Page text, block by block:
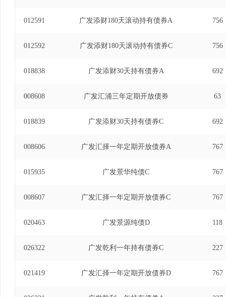
012591 广发添财180天滚动持有债券A 756
012592 广发添财180天滚动持有债券C 756
018838 广发添财30天持有债券A 692
008608 广发汇浦三年定期开放债券 63
018839 广发添财30天持有债券C 692
008606 广发汇择一年定期开放债券A 767
015935 广发景华纯债C 767
008607 广发汇择一年定期开放债券C 767
020463 广发景源纯债D 118
026322 广发乾利一年持有债券C 227
021419 广发汇择一年定期开放债券D 767